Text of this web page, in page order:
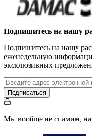
Подпишитесь на нашу
Подпишитесь на нашу
еженедельную
эксклюзивных
Подписаться
Мы вообще не спамим,